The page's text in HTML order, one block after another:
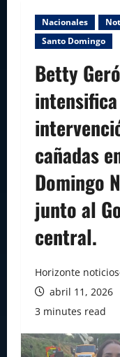
Nacionales
Santo Domingo
Betty
intensifica
cañadas
Domingo
junto al
central.
Horizonte
abril 11, 2026
3 minutes read